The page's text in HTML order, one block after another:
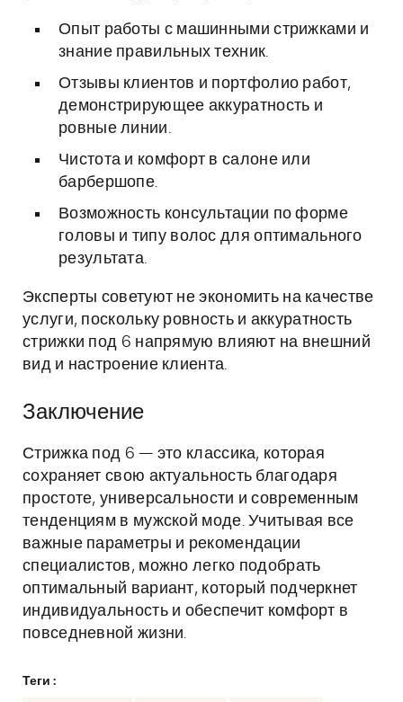
Опыт работы с машинными стрижками и
знание правильных техник.
Отзывы клиентов и портфолио работ,
демонстрирующее аккуратность и
ровные линии.
Чистота и комфорт в салоне или
барбершопе.
Возможность консультации по форме
головы и типу волос для оптимального
результата.
Эксперты советуют не экономить на качестве
услуги, поскольку ровность и аккуратность
стрижки под 6 напрямую влияют на внешний
вид и настроение клиента.
Заключение
Стрижка под 6 — это классика, которая
сохраняет свою актуальность благодаря
простоте, универсальности и современным
тенденциям в мужской моде. Учитывая все
важные параметры и рекомендации
специалистов, можно легко подобрать
оптимальный вариант, который подчеркнет
индивидуальность и обеспечит комфорт в
повседневной жизни.
Теги :